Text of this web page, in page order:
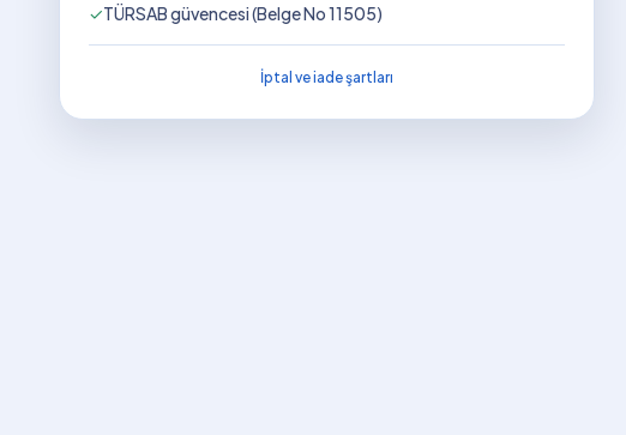
✓TÜRSAB güvencesi (Belge No 11505)
İptal ve iade şartları